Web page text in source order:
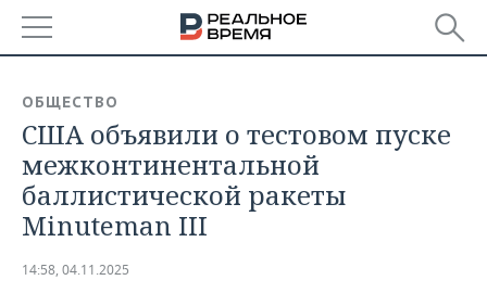
БАШКОРТОСТАН
ТАТАРСТАН
УДМУРТИЯ
НОВОСТИ
АНАЛИТИКА
НОВОСТИ АНАЛИТИКИ
ДЕКЛАРАЦИИ О ДОХОДАХ
ЭКОНОМИКА
НОВОСТИ ЭКОНОМИКИ
ПРОМЫШЛЕННОСТЬ
ОБЩЕСТВО
США объявили о тестовом пуске
межконтинентальной
баллистической ракеты
Minuteman III
14:58, 04.11.2025